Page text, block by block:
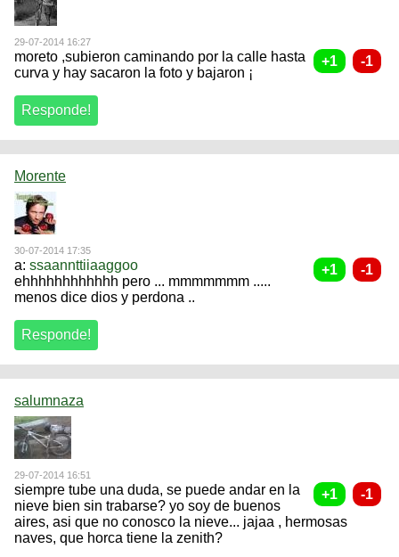
29-07-2014 16:27
moreto ,subieron caminando por la calle hasta
curva y hay sacaron la foto y bajaron ¡
Morente
30-07-2014 17:35
a: ssaannttiiaaggoo
ehhhhhhhhhhhh pero ... mmmmmmm .....
menos dice dios y perdona ..
salumnaza
29-07-2014 16:51
siempre tube una duda, se puede andar en la
nieve bien sin trabarse? yo soy de buenos
aires, asi que no conosco la nieve... jajaa , hermosas
naves, que horca tiene la zenith?